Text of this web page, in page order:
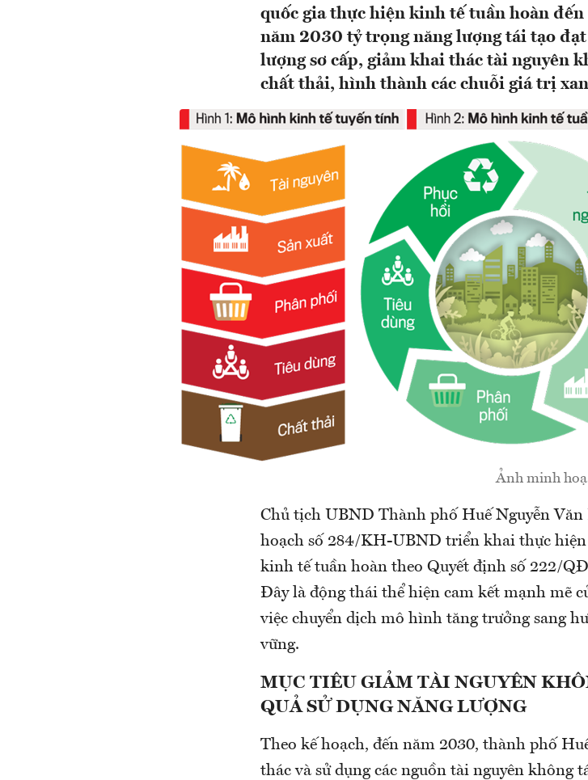
quốc gia thực hiện kinh tế tuần hoàn
năm 2030 tỷ trọng năng lượng tái tạo
lượng sơ cấp, giảm khai thác tài nguyên
chất thải, hình thành các chuỗi giá trị
Ảnh minh
Chủ tịch UBND Thành phố Huế Nguyễn Văn
hoạch số 284/KH-UBND triển khai thực hiện
kinh tế tuần hoàn theo Quyết định số 222/
Đây là động thái thể hiện cam kết mạnh mẽ
việc chuyển dịch mô hình tăng trưởng sang
vững.
MỤC TIÊU GIẢM TÀI NGUYÊN
QUẢ SỬ DỤNG NĂNG LƯỢNG
Theo kế hoạch, đến năm 2030, thành phố
thác và sử dụng các nguồn tài nguyên không